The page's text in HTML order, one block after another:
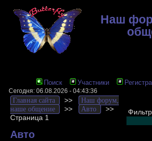
Наш
Поиск Участники
Сегодня: 06.08.2026 - 04:43:36
Главная сайта >>
Наш форум,
наше общение
>> Авто
>>
Страница 1
Авто